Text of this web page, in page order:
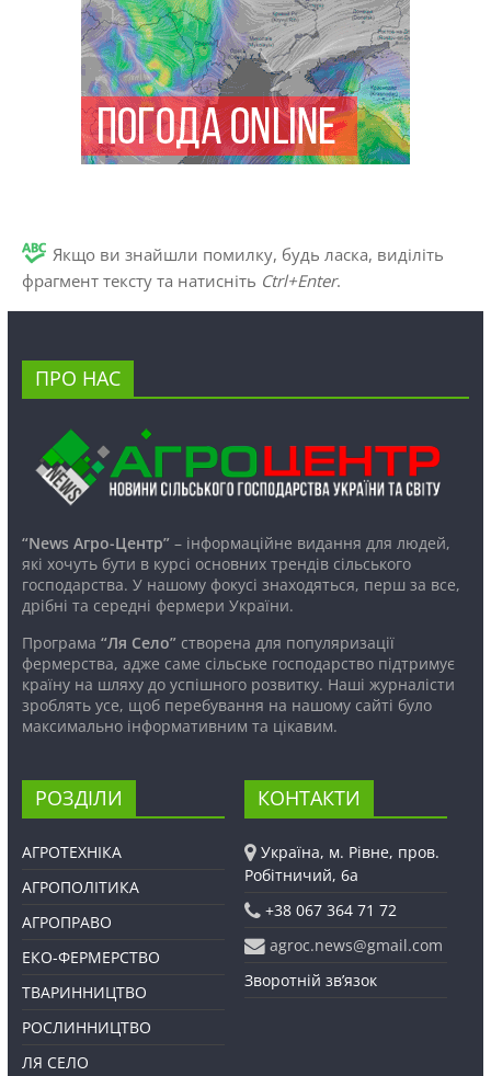
Якщо ви знайшли помилку, будь ласка, виділіть
фрагмент тексту та натисніть Ctrl+Enter.
ПРО НАС
“News Агро-Центр”– інформаційне видання для людей,
які хочуть бути в курсі основних трендів сільського
господарства. У нашому фокусі знаходяться, перш за все,
дрібні та середні фермери України.
Програма “Ля Село”створена для популяризації
фермерства, адже саме сільське господарство підтримує
країну на шляху до успішного розвитку. Наші журналісти
зроблять усе, щоб перебування на нашому сайті було
максимально інформативним та цікавим.
РОЗДІЛИ
АГРОТЕХНІКА
АГРОПОЛІТИКА
АГРОПРАВО
ЕКО-ФЕРМЕРСТВО
ТВАРИННИЦТВО
РОСЛИННИЦТВО
ЛЯ СЕЛО
КОНТАКТИ
Україна, м. Рівне, пров.
Робітничий, 6а
+38 067 364 71 72
agroc.news@gmail.com
Зворотній зв’язок